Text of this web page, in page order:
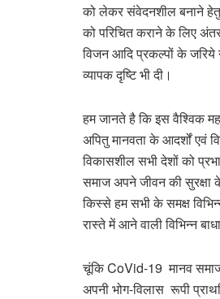
को लेकर संवेदनशील बनाने हेतु
को परिचित कराने के लिए
विजन आदि प्रकल्पों के जरिये
व्यापक दृष्टि भी दी।
हम जानते है कि इस वैश्विक
अपितु मानवता के आदर्शों एवं
विकासशील सभी देशों को
समाज अपने जीवन की सुरक्षा
किस्से हम सभी के समक्ष
रास्ते में आने वाली विभिन्न
चूंकि CoVid-19 मानव
अपनी भोग-विलास रूपी